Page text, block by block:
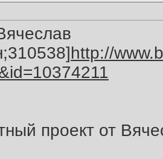
http://
проект от